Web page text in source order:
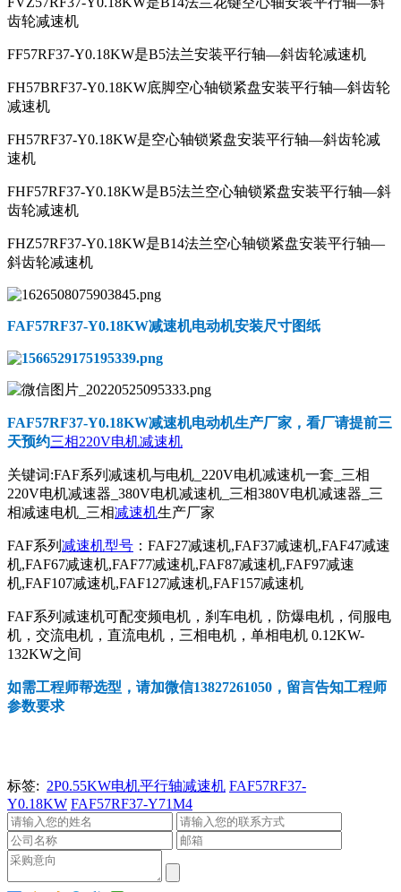
齿轮减速机
FF57RF37-Y0.18KW是B5法兰安装平行轴—斜齿轮减速机
FH57BRF37-Y0.18KW底脚空心轴锁紧盘安装平行轴—斜齿轮
减速机
FH57RF37-Y0.18KW是空心轴锁紧盘安装平行轴—斜齿轮减
速机
FHF57RF37-Y0.18KW是B5法兰空心轴锁紧盘安装平行轴—斜
齿轮减速机
FHZ57RF37-Y0.18KW是B14法兰空心轴锁紧盘安装平行轴—
斜齿轮减速机
FAF57RF37-Y0.18KW减速机电动机安装尺寸图纸
FAF57RF37-Y0.18KW减速机电动机生产厂家，看厂请提前三
天预约三相220V电机减速机
关键词:FAF系列减速机与电机_220V电机减速机一套_三相
220V电机减速器_380V电机减速机_三相380V电机减速器_三
相减速电机_三相减速机生产厂家
FAF系列 减速机型号 ：FAF27减速机,FAF37减速机,FAF47减速
机,FAF67减速机,FAF77减速机,FAF87减速机,FAF97减速
机,FAF107减速机,FAF127减速机,FAF157减速机
FAF系列减速机可配变频电机，刹车电机，防爆电机，伺服电
机，交流电机，直流电机，三相电机，单相电机 0.12KW-
132KW之间
如需工程师帮选型，请加微信13827261050，留言告知工程师
参数要求
标签: 2P0.55KW电机平行轴减速机 FAF57RF37-
Y0.18KW FAF57RF37-Y71M4